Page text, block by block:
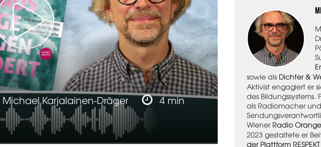
Michael Karjalainen-Dräger
4 min
sowie als Dichter &
Aktivist engagiert er
des
als Radiomacher und
Wiener Radio
2023 gestaltete er
der Plattform RESPEKT